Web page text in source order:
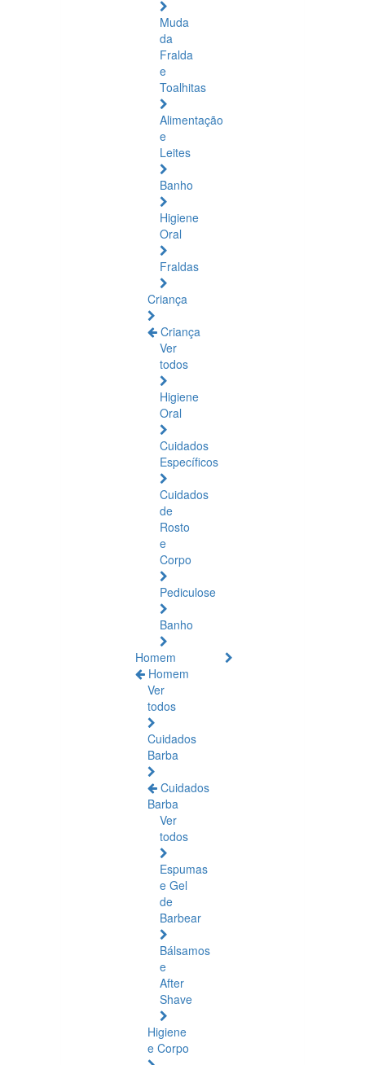
Muda
da
Fralda
e
Toalhitas
Alimentação
e
Leites
Banho
Higiene
Oral
Fraldas
Criança
Criança
Ver
todos
Higiene
Oral
Cuidados
Específicos
Cuidados
de
Rosto
e
Corpo
Pediculose
Banho
Homem
Homem
Ver
todos
Cuidados
Barba
Cuidados
Barba
Ver
todos
Espumas
e Gel
de
Barbear
Bálsamos
e
After
Shave
Higiene
e Corpo